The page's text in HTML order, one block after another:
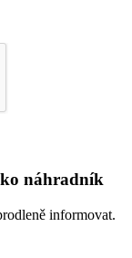
náhradník
informovat.